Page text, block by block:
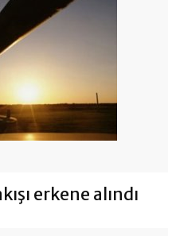
erkene alındı